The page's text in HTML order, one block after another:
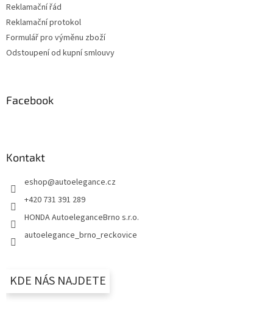
Reklamační řád
Reklamační protokol
Formulář pro výměnu zboží
Odstoupení od kupní smlouvy
Facebook
Kontakt
eshop@autoelegance.cz
+420 731 391 289
HONDA AutoeleganceBrno s.r.o.
autoelegance_brno_reckovice
KDE NÁS NAJDETE